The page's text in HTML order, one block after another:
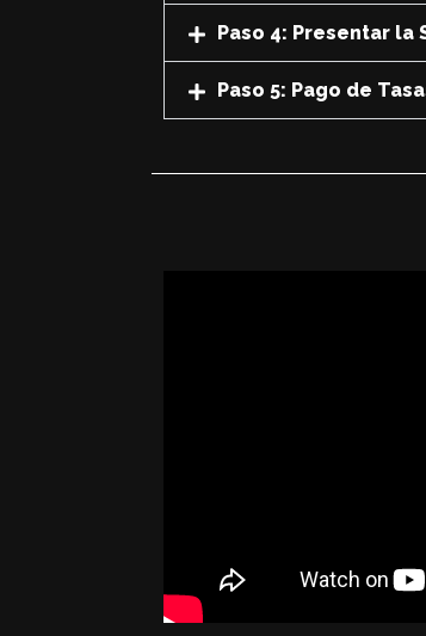
Paso 4: Presentar la
Paso 5: Pago de